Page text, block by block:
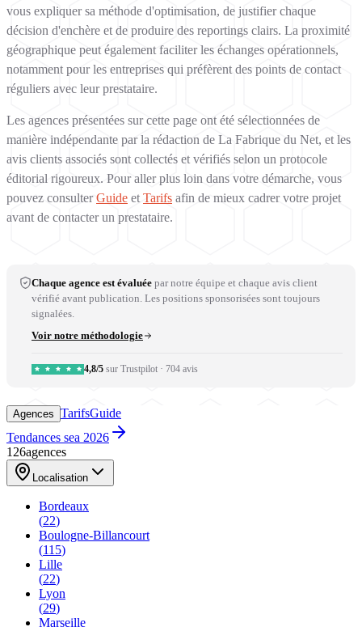
vous expliquer sa méthode d'optimisation, de justifier chaque
décision d'enchère et de produire des reportings clairs. La proximité
géographique peut également faciliter les échanges opérationnels,
notamment pour les entreprises qui préfèrent des points de contact
réguliers avec leur prestataire.
Les agences présentées sur cette page ont été sélectionnées de
manière indépendante par la rédaction de La Fabrique du Net, et les
avis clients associés sont collectés et vérifiés selon un protocole
éditorial rigoureux. Pour aller plus loin dans votre démarche, vous
pouvez consulterGuide et Tarifs afin de mieux cadrer votre projet
avant de contacter un prestataire.
Chaque agence est évaluée par notre équipe et chaque avis client
vérifié avant publication. Les positions sponsorisées sont toujours
signalées.
Voir notre méthodologie
4,8/5 sur Trustpilot · 704 avis
Agences TarifsGuide
Tendances sea 2026
126agences
Localisation
Bordeaux
(22)
Boulogne-Billancourt
(115)
Lille
(22)
Lyon
(29)
Marseille